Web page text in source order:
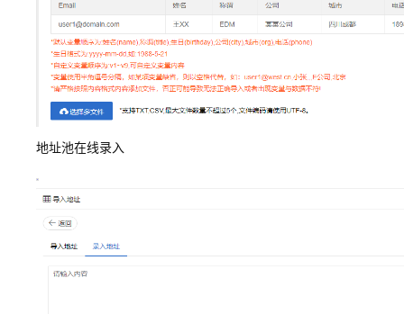
地址池在线录入